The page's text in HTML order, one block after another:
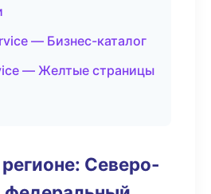
— Бизнес-каталог
— Желтые страницы
Северо-